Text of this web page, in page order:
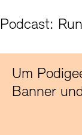
Podcast:
Um
Banner